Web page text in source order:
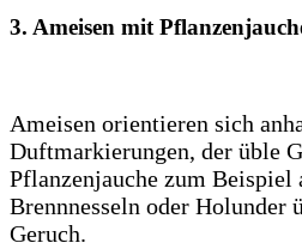
3. Ameisen mit
Ameisen orientieren sich
Duftmarkierungen, der üble
Pflanzenjauche zum Beispiel
Brennnesseln oder Holunder
Geruch.